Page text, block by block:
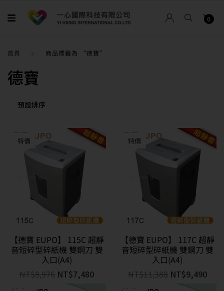
0
首頁 商品標籤為 “德寶”
德寶
特價
【德寶 EUPO】 115C 超靜
音短碎型碎紙機 雙鋼刀 雙
入口(A4)
NT$8,976 NT$7,480
特價
【德寶 EUPO】 117C 超靜
音短碎型碎紙機 雙鋼刀 雙
入口(A4)
NT$11,388 NT$9,490